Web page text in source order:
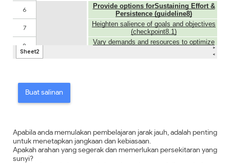
Buat salinan
Apabila anda memulakan pembelajaran jarak jauh, adalah penting
untuk menetapkan jangkaan dan kebiasaan.
Apakah arahan yang segerak dan memerlukan persekitaran yang
sunyi?